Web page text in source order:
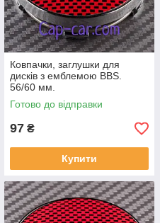
Ковпачки, заглушки для
дисків з емблемою BBS.
56/60 мм.
Готово до відправки
97 ₴
Купити